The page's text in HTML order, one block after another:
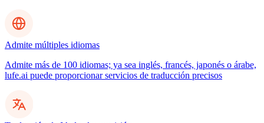
Admite múltiples idiomas
Admite más de 100 idiomas; ya sea inglés, francés, japonés o árabe,
lufe.ai puede proporcionar servicios de traducción precisos